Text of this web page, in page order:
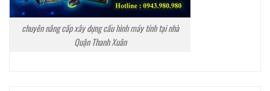
chuyên nâng cấp xây dựng cấu hình máy tính tại nhà
Quận Thanh Xuân